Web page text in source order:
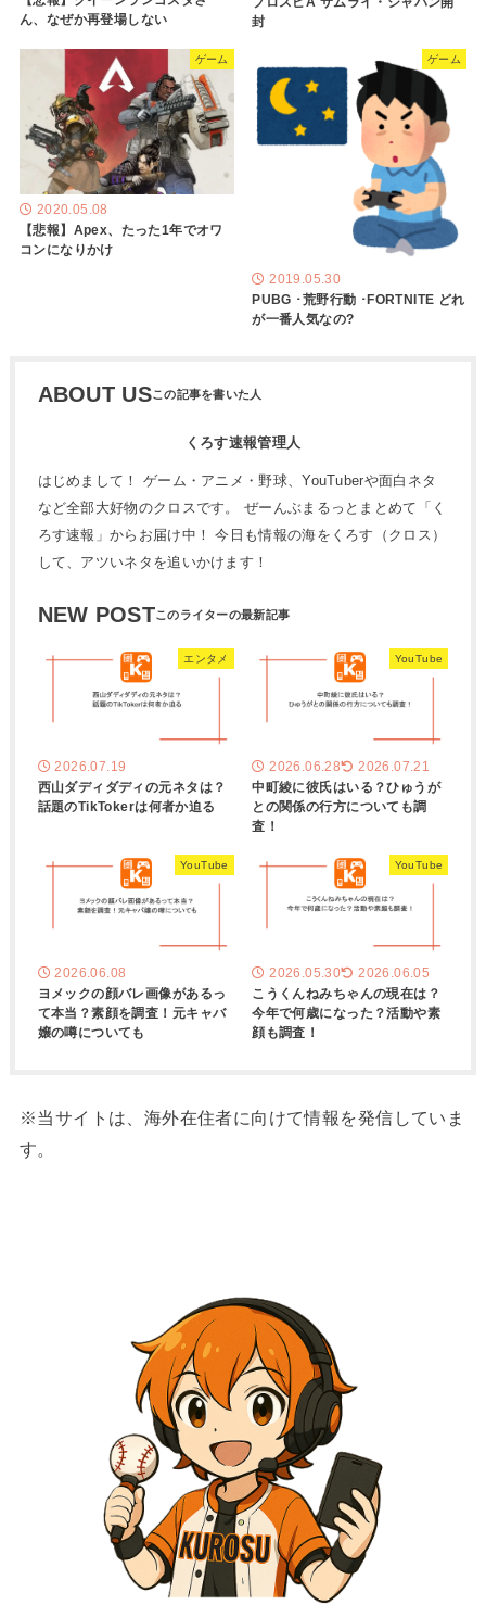
ん、なぜか再登場しない
封
ゲーム
2020.05.08
【悲報】Apex、たった1年でオワ
コンになりかけ
ゲーム
2019.05.30
PUBG ･荒野行動 ･FORTNITE どれ
が一番人気なの?
ABOUT US
くろす速報管理人
はじめまして！ ゲーム・アニメ・野球、YouTuberや面白ネタ
など全部大好物のクロスです。 ぜーんぶまるっとまとめて「く
ろす速報」からお届け中！ 今日も情報の海をくろす（クロス）
して、アツいネタを追いかけます！
NEW POST
エンタメ
2026.07.19
西山ダディダディの元ネタは？
話題のTikTokerは何者か迫る
YouTube
2026.06.28 2026.07.21
中町綾に彼氏はいる？ひゅうが
との関係の行方についても調
査！
YouTube
2026.06.08
ヨメックの顔バレ画像があるっ
て本当？素顔を調査！元キャバ
嬢の噂についても
YouTube
2026.05.30 2026.06.05
こうくんねみちゃんの現在は？
今年で何歳になった？活動や素
顔も調査！
※当サイトは、海外在住者に向けて情報を発信していま
す。